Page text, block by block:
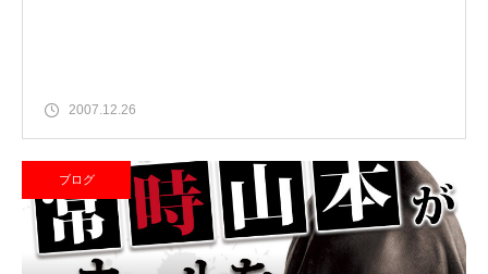
2007.12.26
ブログ